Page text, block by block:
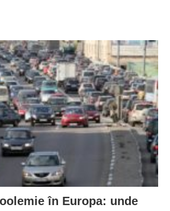
în Europa: unde